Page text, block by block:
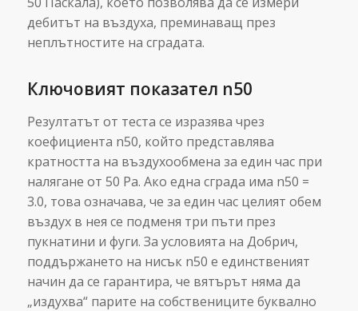
дебитът на въздуха, преминаващ през
неплътностите на сградата.
Ключовият показател n50
Резултатът от теста се изразява чрез
коефициента n50, който представлява
кратността на въздухообмена за един час при
налягане от 50 Pa. Ако една сграда има n50 =
3.0, това означава, че за един час целият обем
въздух в нея се подменя три пъти през
пукнатини и фуги. За условията на Добрич,
поддържането на нисък n50 е единственият
начин да се гарантира, че вятърът няма да
„издухва“ парите на собствениците буквално